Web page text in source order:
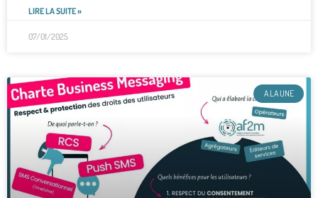
LIRE LA SUITE »
07/01/2025
A LA UNE